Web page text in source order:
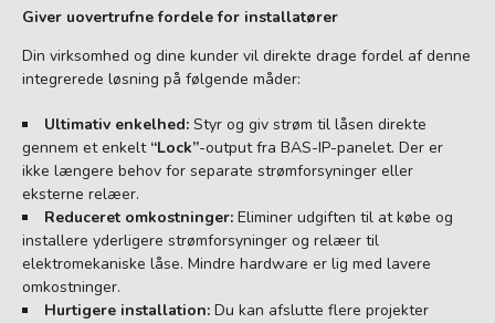
Giver uovertrufne fordele for installatører
Din virksomhed og dine kunder vil direkte drage fordel af denne
integrerede løsning på følgende måder:
Ultimativ enkelhed: Styr og giv strøm til låsen direkte
gennem et enkelt “Lock”-output fra BAS-IP-panelet. Der er
ikke længere behov for separate strømforsyninger eller
eksterne relæer.
Reduceret omkostninger: Eliminer udgiften til at købe og
installere yderligere strømforsyninger og relæer til
elektromekaniske låse. Mindre hardware er lig med lavere
omkostninger.
Hurtigere installation: Du kan afslutte flere projekter